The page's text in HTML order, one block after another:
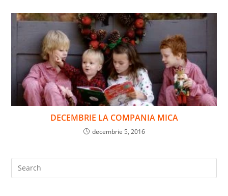
DECEMBRIE LA COMPANIA MICA
decembrie 5, 2016